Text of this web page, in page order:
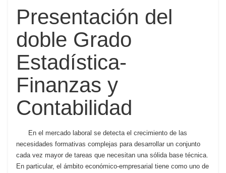
Presentación del
doble Grado
Estadística-
Finanzas y
Contabilidad
En el mercado laboral se detecta el crecimiento de las
necesidades formativas complejas para desarrollar un conjunto
cada vez mayor de tareas que necesitan una sólida base técnica.
En particular, el ámbito económico-empresarial tiene como uno de